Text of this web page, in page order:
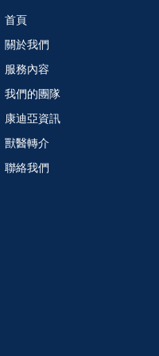
首頁
關於我們
服務內容
我們的團隊
康迪亞資訊
獸醫轉介
聯絡我們